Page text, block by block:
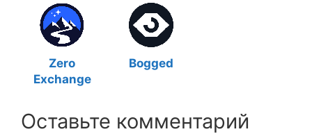
Zero
Exchange
Bogged
Оставьте комментарий